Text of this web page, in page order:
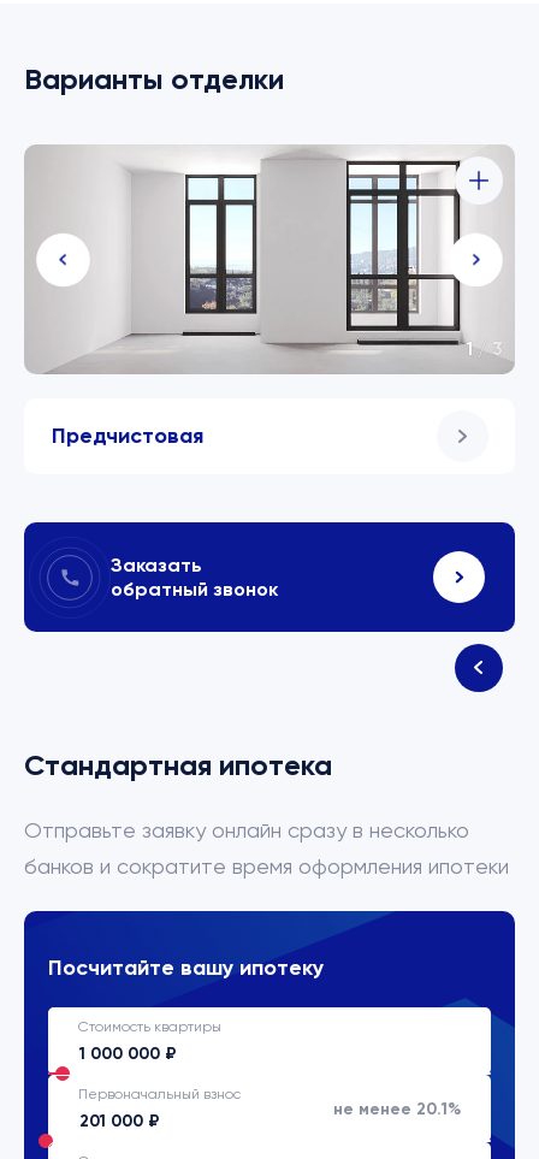
Варианты отделки
Предчистовая
1 /3
Заказать
обратный звонок
Стандартная ипотека
Отправьте заявку онлайн сразу в несколько
банков и сократите время оформления ипотеки
Посчитайте вашу ипотеку
Стоимость квартиры
Первоначальный взнос
не менее 20.1%